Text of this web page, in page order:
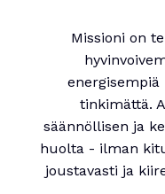
Missioni on
tinkimättä.
säännöllisen ja
huolta - ilman
joustavasti ja